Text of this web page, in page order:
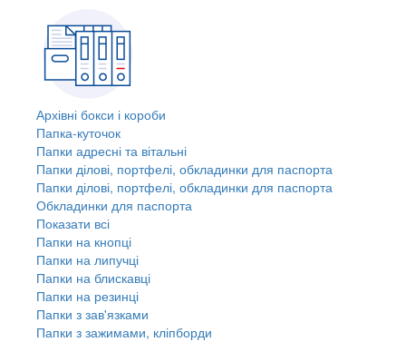
Архівні бокси і короби
Папка-куточок
Папки адресні та вітальні
Папки ділові, портфелі, обкладинки для паспорта
Папки ділові, портфелі, обкладинки для паспорта
Обкладинки для паспорта
Показати всі
Папки на кнопці
Папки на липучці
Папки на блискавці
Папки на резинці
Папки з зав'язками
Папки з зажимами, кліпборди